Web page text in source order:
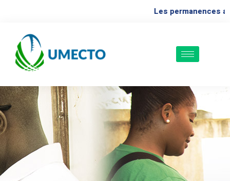
Les permanences